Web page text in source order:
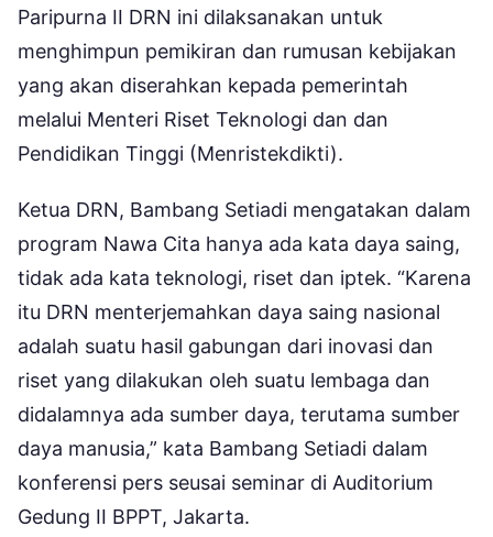
Paripurna II DRN ini dilaksanakan untuk
menghimpun pemikiran dan rumusan kebijakan
yang akan diserahkan kepada pemerintah
melalui Menteri Riset Teknologi dan dan
Pendidikan Tinggi (Menristekdikti).
Ketua DRN, Bambang Setiadi mengatakan dalam
program Nawa Cita hanya ada kata daya saing,
tidak ada kata teknologi, riset dan iptek. “Karena
itu DRN menterjemahkan daya saing nasional
adalah suatu hasil gabungan dari inovasi dan
riset yang dilakukan oleh suatu lembaga dan
didalamnya ada sumber daya, terutama sumber
daya manusia,” kata Bambang Setiadi dalam
konferensi pers seusai seminar di Auditorium
Gedung II BPPT, Jakarta.